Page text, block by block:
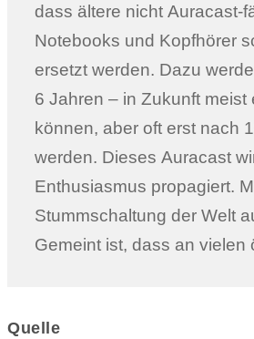
dass ältere nicht Auracast-
Notebooks und Kopfhörer
ersetzt werden. Dazu
6 Jahren – in Zukunft
können, aber oft erst nach
werden. Dieses Auracast
Enthusiasmus propagiert.
Stummschaltung der Welt
Gemeint ist, dass an vielen
um für sich eine bessere
Bluetooth telefoniert, mit
hört, ein Roger-System
Freunden teilt. Das ist
öffentlichen Bereich,
induktive Hörtechnik durch
Auracast ersetzt werden soll, wenn
mit Auracast verhält und
Quelle